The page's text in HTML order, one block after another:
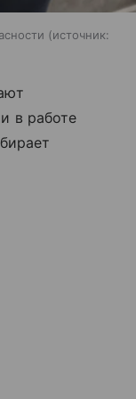
источник:
в работе